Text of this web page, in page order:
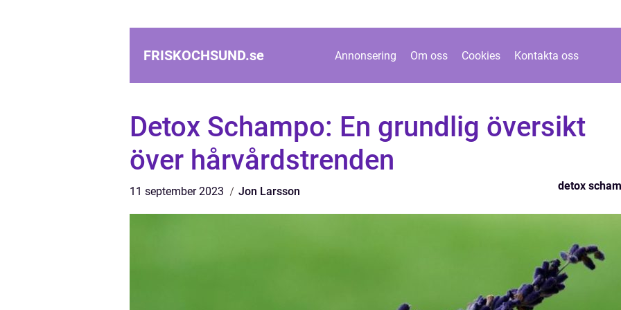
FRISKOCHSUND.se Annonsering Om oss Cookies Kontakta oss
Detox Schampo: En grundlig översikt
över hårvårdstrenden
11 september 2023 Jon Larsson detox